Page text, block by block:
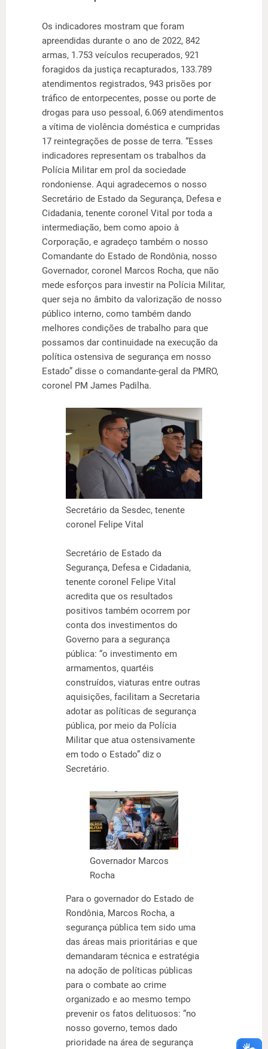
Os indicadores mostram que foram
apreendidas durante o ano de 2022, 842
armas, 1.753 veículos recuperados, 921
foragidos da justiça recapturados, 133.789
atendimentos registrados, 943 prisões por
tráfico de entorpecentes, posse ou porte de
drogas para uso pessoal, 6.069 atendimentos
a vítima de violência doméstica e cumpridas
17 reintegrações de posse de terra. “Esses
indicadores representam os trabalhos da
Polícia Militar em prol da sociedade
rondoniense. Aqui agradecemos o nosso
Secretário de Estado da Segurança, Defesa e
Cidadania, tenente coronel Vital por toda a
intermediação, bem como apoio à
Corporação, e agradeço também o nosso
Comandante do Estado de Rondônia, nosso
Governador, coronel Marcos Rocha, que não
mede esforços para investir na Polícia Militar,
quer seja no âmbito da valorização de nosso
público interno, como também dando
melhores condições de trabalho para que
possamos dar continuidade na execução da
política ostensiva de segurança em nosso
Estado” disse o comandante-geral da PMRO,
coronel PM James Padilha.
Secretário da Sesdec, tenente
coronel Felipe Vital
Secretário de Estado da
Segurança, Defesa e Cidadania,
tenente coronel Felipe Vital
acredita que os resultados
positivos também ocorrem por
conta dos investimentos do
Governo para a segurança
pública: “o investimento em
armamentos, quartéis
construídos, viaturas entre outras
aquisições, facilitam a Secretaria
adotar as políticas de segurança
pública, por meio da Polícia
Militar que atua ostensivamente
em todo o Estado” diz o
Secretário.
Governador Marcos
Rocha
Para o governador do Estado de
Rondônia, Marcos Rocha, a
segurança pública tem sido uma
das áreas mais prioritárias e que
demandaram técnica e estratégia
na adoção de políticas públicas
para o combate ao crime
organizado e ao mesmo tempo
prevenir os fatos delituosos: “no
nosso governo, temos dado
prioridade na área de segurança